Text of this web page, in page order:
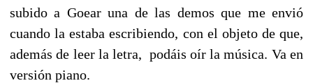
subido a Goear una de las demos que me envió
cuando la estaba escribiendo, con el objeto de que,
además de leer la letra, podáis oír la música. Va en
versión piano.